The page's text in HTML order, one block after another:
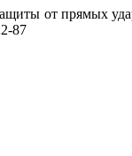
от прямых
87